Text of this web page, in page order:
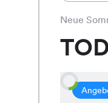
Neue